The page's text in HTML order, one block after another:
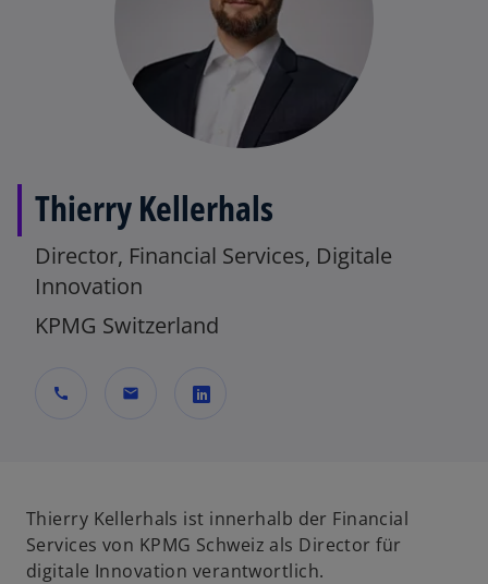
Thierry Kellerhals
Director, Financial Services, Digitale
Innovation
KPMG Switzerland
call mail
d
i
n
Thierry Kellerhals ist innerhalb der Financial
Services von KPMG Schweiz als Director für
digitale Innovation verantwortlich.